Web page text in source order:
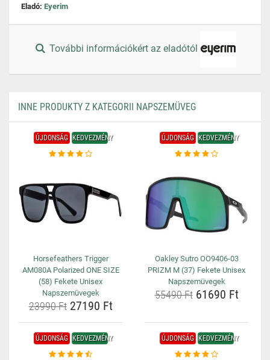
Eladó: Eyerim
További információkért az eladótól
INNE PRODUKTY Z KATEGORII NAPSZEMÜVEG
ÚJDONSÁG KEDVEZMÉNY
Horsefeathers Trigger
AM080A Polarized ONE SIZE
(58) Fekete Unisex
Napszemüvegek
23990 Ft27190 Ft
ÚJDONSÁG KEDVEZMÉNY
Oakley Sutro OO9406-03
PRIZM M (37) Fekete Unisex
Napszemüvegek
55490 Ft61690 Ft
ÚJDONSÁG KEDVEZMÉNY ÚJDONSÁG KEDVEZMÉNY